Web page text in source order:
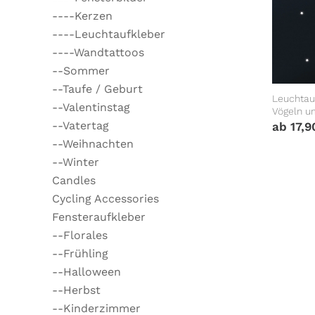
----Kerzen
----Leuchtaufkleber
----Wandtattoos
--Sommer
--Taufe / Geburt
--Valentinstag
--Vatertag
--Weihnachten
--Winter
Candles
Cycling Accessories
Fensteraufkleber
--Florales
--Frühling
--Halloween
--Herbst
--Kinderzimmer
Vögeln
im
ab